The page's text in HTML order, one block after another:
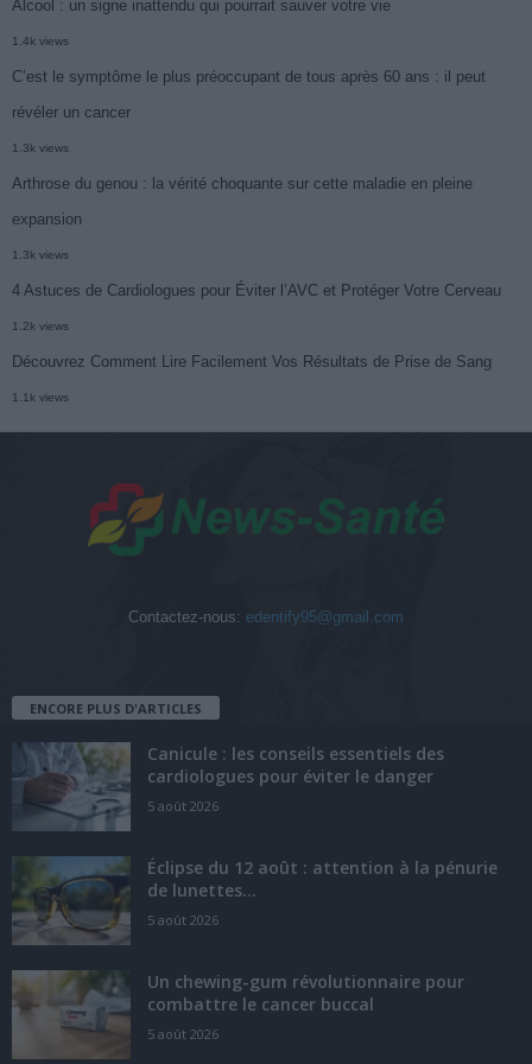
Alcool : un signe inattendu qui pourrait sauver votre vie
1.4k views
C’est le symptôme le plus préoccupant de tous après 60 ans : il peut
révéler un cancer
1.3k views
Arthrose du genou : la vérité choquante sur cette maladie en pleine
expansion
1.3k views
4 Astuces de Cardiologues pour Éviter l’AVC et Protéger Votre Cerveau
1.2k views
Découvrez Comment Lire Facilement Vos Résultats de Prise de Sang
1.1k views
Contactez-nous: edentify95@gmail.com
ENCORE PLUS D'ARTICLES
Canicule : les conseils essentiels des
cardiologues pour éviter le danger
5 août 2026
Éclipse du 12 août : attention à la pénurie
de lunettes...
5 août 2026
Un chewing-gum révolutionnaire pour
combattre le cancer buccal
5 août 2026